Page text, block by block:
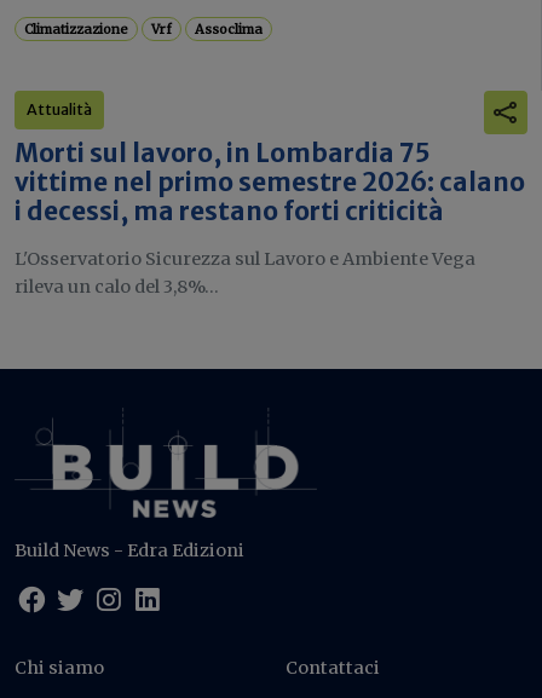
Climatizzazione Vrf Assoclima
Attualità
Morti sul lavoro, in Lombardia 75
vittime nel primo semestre 2026: calano
i decessi, ma restano forti criticità
L'Osservatorio Sicurezza sul Lavoro e Ambiente Vega
rileva un calo del 3,8%...
Build News - Edra Edizioni
Chi siamo Contattaci